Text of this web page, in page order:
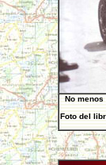
No
Foto del